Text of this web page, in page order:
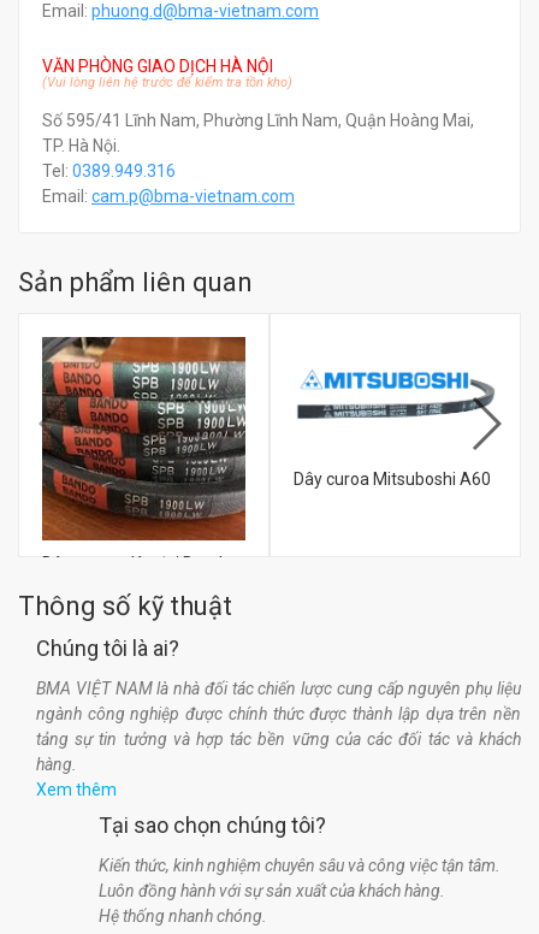
Email: phuong.d@bma-vietnam.com
VĂN PHÒNG GIAO DỊCH HÀ NỘI
(Vui lòng liên hệ trước để kiểm tra tồn kho)
Số 595/41 Lĩnh Nam, Phường Lĩnh Nam, Quận Hoàng Mai,
TP. Hà Nội.
Tel: 0389.949.316
Email: cam.p@bma-vietnam.com
Sản phẩm liên quan
Dây curoa, dây đai Bando
0đ
Dây curoa Mitsuboshi A60
Thông số kỹ thuật
Chúng tôi là ai?
BMA VIỆT NAM là nhà đối tác chiến lược cung cấp nguyên phụ liệu
ngành công nghiệp được chính thức được thành lập dựa trên nền
tảng sự tin tưởng và hợp tác bền vững của các đối tác và khách
hàng.
Xem thêm
Tại sao chọn chúng tôi?
Kiến thức, kinh nghiệm chuyên sâu và công việc tận tâm.
Luôn đồng hành với sự sản xuất của khách hàng.
Hệ thống nhanh chóng.